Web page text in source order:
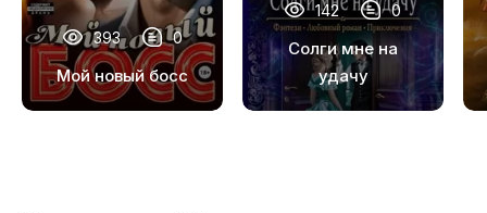
18
19
20
393 0
Мой новый босс
142 0
Солги мне на
удачу